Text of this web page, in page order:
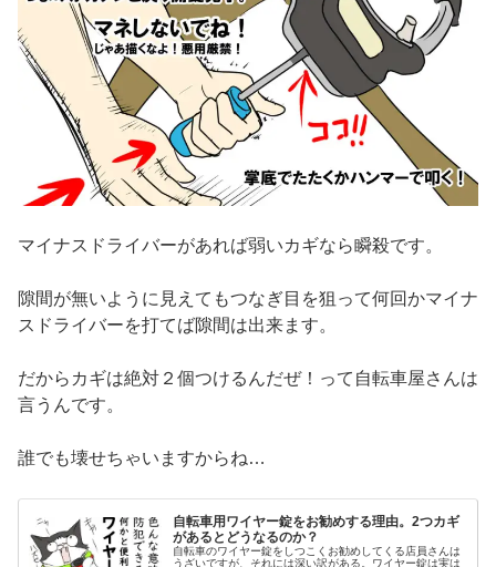
マイナスドライバーがあれば弱いカギなら瞬殺です。
隙間が無いように見えてもつなぎ目を狙って何回かマイナ
スドライバーを打てば隙間は出来ます。
だからカギは絶対２個つけるんだぜ！って自転車屋さんは
言うんです。
誰でも壊せちゃいますからね…
自転車用ワイヤー錠をお勧めする理由。2つカギ
があるとどうなるのか？
自転車のワイヤー錠をしつこくお勧めしてくる店員さんは
うざいですが、それには深い訳がある。ワイヤー錠は実は